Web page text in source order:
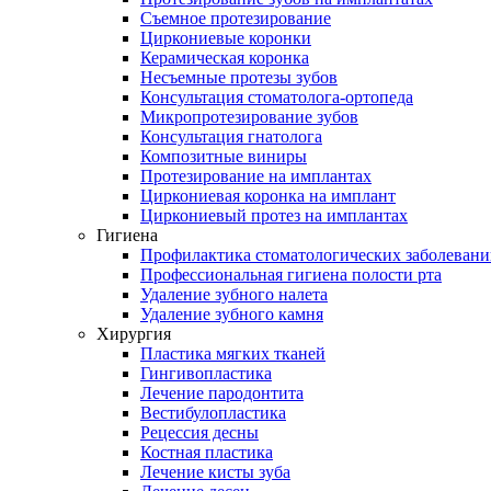
Съемное протезирование
Циркониевые коронки
Керамическая коронка
Несъемные протезы зубов
Консультация стоматолога-ортопеда
Микропротезирование зубов
Консультация гнатолога
Композитные виниры
Протезирование на имплантах
Циркониевая коронка на имплант
Циркониевый протез на имплантах
Гигиена
Профилактика стоматологических
Профессиональная гигиена полости рта
Удаление зубного налета
Удаление зубного камня
Хирургия
Пластика мягких тканей
Гингивопластика
Лечение пародонтита
Вестибулопластика
Рецессия десны
Костная пластика
Лечение кисты зуба